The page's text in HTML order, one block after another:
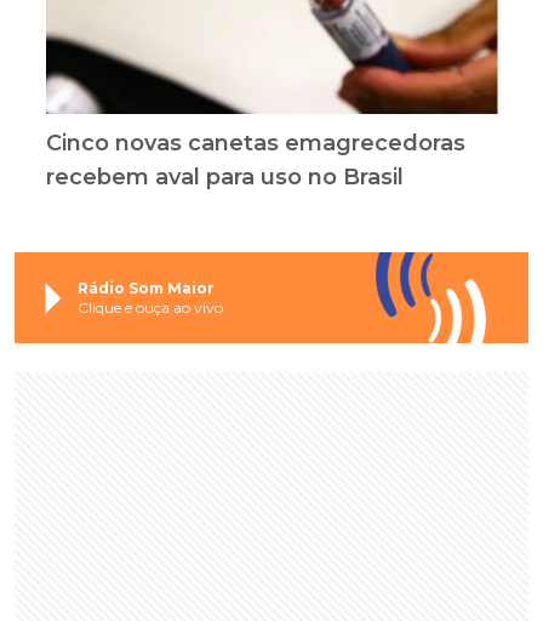
Cinco novas canetas emagrecedoras
recebem aval para uso no Brasil
Rádio Som Maior
Clique e ouça ao vivo